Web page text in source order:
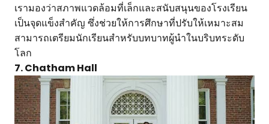
เรามองว่าสภาพแวดล้อมที่เล็กและสนับสนุนของโรงเรียน
เป็นจุดแข็งสำคัญ ซึ่งช่วยให้การศึกษาที่ปรับให้เหมาะสม
สามารถเตรียมนักเรียนสำหรับบทบาทผู้นำในบริบทระดับ
โลก
7. Chatham Hall